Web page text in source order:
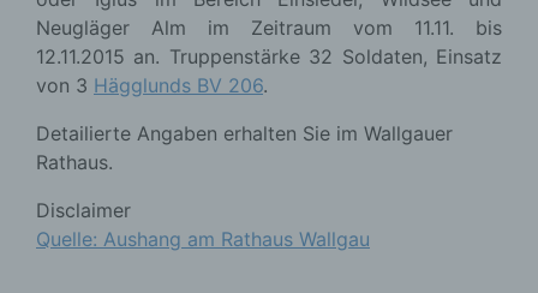
Neugläger Alm im Zeitraum vom 11.11. bis
12.11.2015 an. Truppenstärke 32 Soldaten, Einsatz
von 3 Hägglunds BV 206.
Detailierte Angaben erhalten Sie im Wallgauer
Rathaus.
Disclaimer
Quelle: Aushang am Rathaus Wallgau